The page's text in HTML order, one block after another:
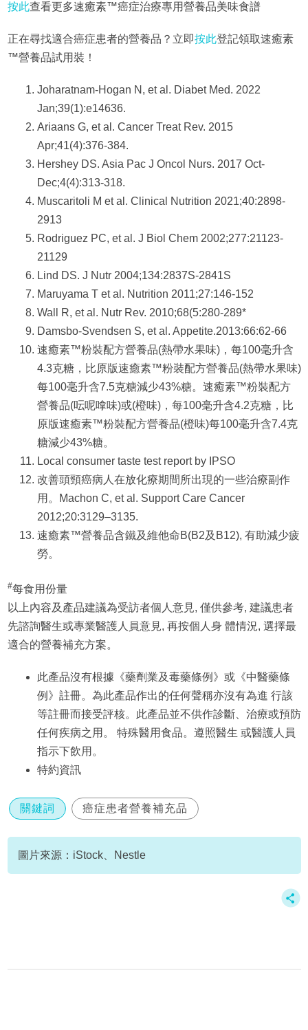
按此查看更多速癒素™癌症治療專用營養品美味食譜
正在尋找適合癌症患者的營養品？立即按此登記領取速癒素
™營養品試用裝！
Joharatnam-Hogan N, et al. Diabet Med. 2022
Jan;39(1):e14636.
Ariaans G, et al. Cancer Treat Rev. 2015
Apr;41(4):376-384.
Hershey DS. Asia Pac J Oncol Nurs. 2017 Oct-
Dec;4(4):313-318.
Muscaritoli M et al. Clinical Nutrition 2021;40:2898-
2913
Rodriguez PC, et al. J Biol Chem 2002;277:21123-
21129
Lind DS. J Nutr 2004;134:2837S-2841S
Maruyama T et al. Nutrition 2011;27:146-152
Wall R, et al. Nutr Rev. 2010;68(5:280-289*
Damsbo-Svendsen S, et al. Appetite.2013:66:62-66
速癒素™粉裝配方營養品(熱帶水果味)，每100毫升含
4.3克糖，比原版速癒素™粉裝配方營養品(熱帶水果味)
每100毫升含7.5克糖減少43%糖。速癒素™粉裝配方
營養品(呍呢嗱味)或(橙味)，每100毫升含4.2克糖，比
原版速癒素™粉裝配方營養品(橙味)每100毫升含7.4克
糖減少43%糖。
Local consumer taste test report by IPSO ​
改善頭頸癌病人在放化療期間所出現的一些治療副作
用。Machon C, et al. Support Care Cancer
2012;20:3129–3135.
速癒素™營養品含鐵及維他命B(B2及B12), 有助減少疲
勞。
#每食用份量
以上內容及產品建議為受訪者個人意見, 僅供參考, 建議患者
先諮詢醫生或專業醫護人員意見, 再按個人身 體情況, 選擇最
適合的營養補充方案。
此產品沒有根據《藥劑業及毒藥條例》或《中醫藥條
例》註冊。為此產品作出的任何聲稱亦沒有為進 行該
等註冊而接受評核。此產品並不供作診斷、治療或預防
任何疾病之用。 特殊醫用食品。遵照醫生 或醫護人員
指示下飲用。
特約資訊
關鍵詞 癌症患者營養補充品
圖片來源：iStock、Nestle